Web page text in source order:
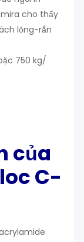
cho thấy
lỏng-rắn
750 kg/
của
C-